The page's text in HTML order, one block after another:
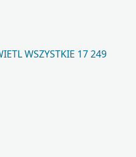
WSZYSTKIE 17 249